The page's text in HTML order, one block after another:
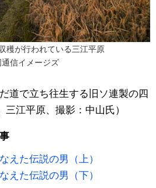
穫が行われている三江平原
信イメージズ
道で立ち往生する旧ソ連製の四
江平原、撮影：中山氏）
えた伝説の男（上）
えた伝説の男（下）